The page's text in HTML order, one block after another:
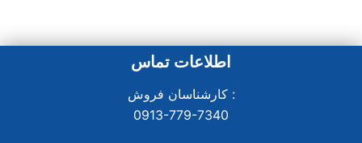
اطلاعات تماس
کارشناسان فروش :
0913-779-7340